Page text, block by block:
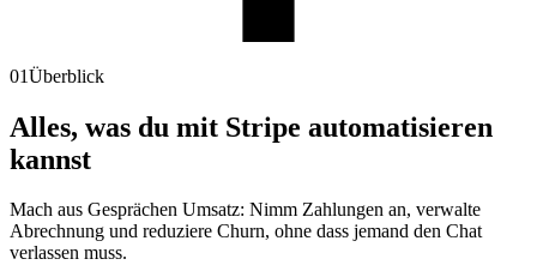
01Überblick
Alles, was du mit Stripe automatisieren
kannst
Mach aus Gesprächen Umsatz: Nimm Zahlungen an, verwalte
Abrechnung und reduziere Churn, ohne dass jemand den Chat
verlassen muss.